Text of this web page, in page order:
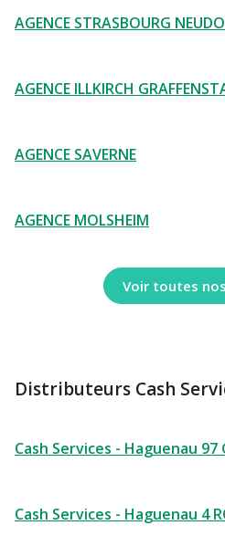
AGENCE STRASBOURG
AGENCE ILLKIRCH
AGENCE SAVERNE
AGENCE MOLSHEIM
Voir toutes
Distributeurs Cash
Cash Services - Haguenau 97
Cash Services - Haguenau 4